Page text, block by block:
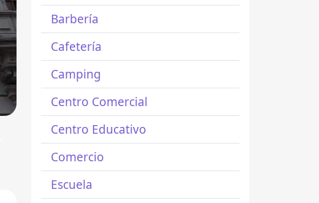
Barbería
Cafetería
Camping
Centro Comercial
Centro Educativo
Comercio
Escuela